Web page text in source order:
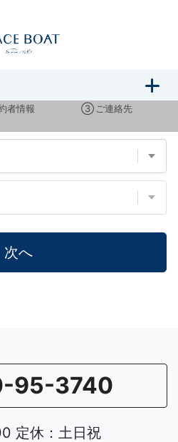
会のご予約
者情報 ③ ご連絡先
次へ
95-3740
定休：土日祝